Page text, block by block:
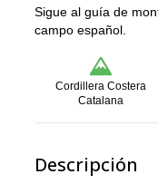
Sigue al guía de
campo español.
Cordillera Costera
Catalana
Descripción